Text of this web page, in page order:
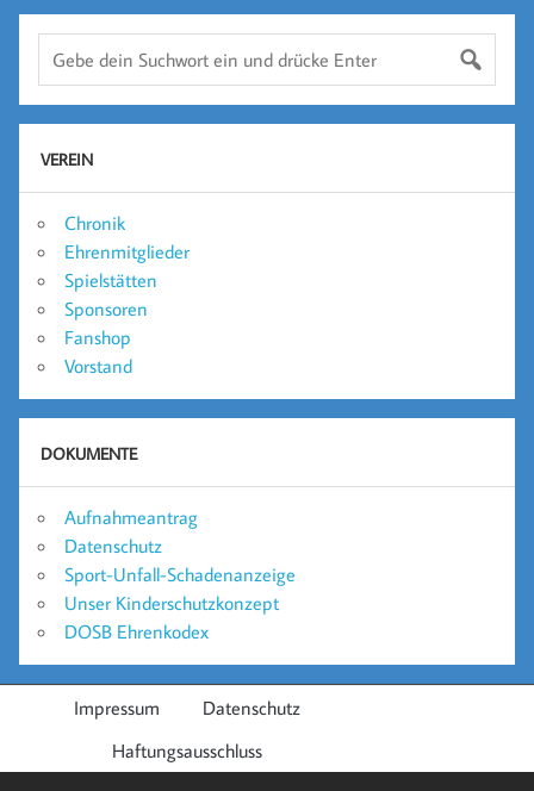
VEREIN
Chronik
Ehrenmitglieder
Spielstätten
Sponsoren
Fanshop
Vorstand
DOKUMENTE
Aufnahmeantrag
Datenschutz
Sport-Unfall-Schadenanzeige
Unser Kinderschutzkonzept
DOSB Ehrenkodex
Impressum
Datenschutz
Haftungsausschluss